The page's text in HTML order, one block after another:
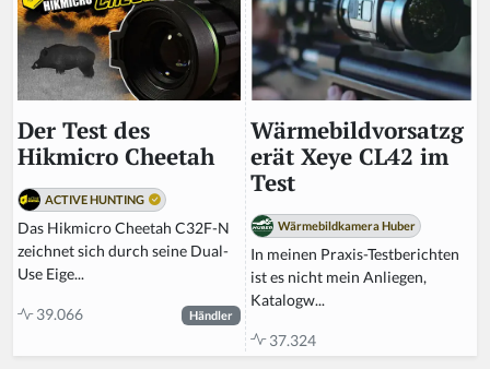
Der Test des
Hikmicro Cheetah
ACTIVE HUNTING
Das Hikmicro Cheetah C32F-N
zeichnet sich durch seine Dual-
Use Eige...
39.066 Händler
Wärmebildvorsatzg
erät Xeye CL42 im
Test
Wärmebildkamera Huber
In meinen Praxis-Testberichten
ist es nicht mein Anliegen,
Katalogw...
37.324